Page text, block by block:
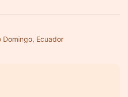
Domingo, Ecuador